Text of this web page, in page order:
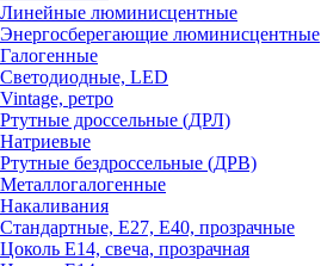
Линейные люминисцентные
Энергосберегающие люминисцентные
Галогенные
Светодиодные, LED
Vintage, ретро
Ртутные дроссельные (ДРЛ)
Натриевые
Ртутные бездроссельные (ДРВ)
Металлогалогенные
Накаливания
Стандартные, Е27, Е40, прозрачные
Цоколь Е14, свеча, прозрачная